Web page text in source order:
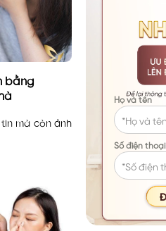
bằng
mà còn ảnh
Họ và tên
Số điện thoại